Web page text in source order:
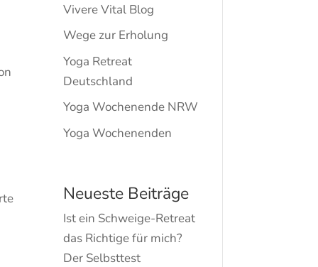
Vivere Vital Blog
Wege zur Erholung
Yoga Retreat
Deutschland
Yoga Wochenende NRW
Yoga Wochenenden
Neueste Beiträge
Ist ein Schweige-Retreat
das Richtige für mich?
Der Selbsttest